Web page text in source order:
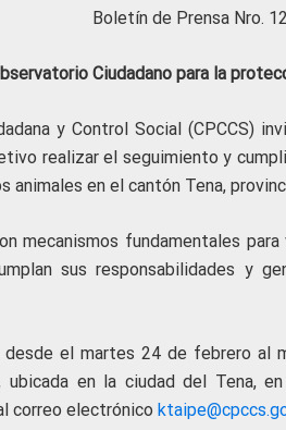
Boletín de Prensa Nro.
Ciudadano para la
y Control Social (CPCCS)
realizar el seguimiento y
en el cantón Tena,
mecanismos fundamentales
sus responsabilidades y
desde el martes 24 de febrero al
ubicada en la ciudad del Tena,
correo electrónico